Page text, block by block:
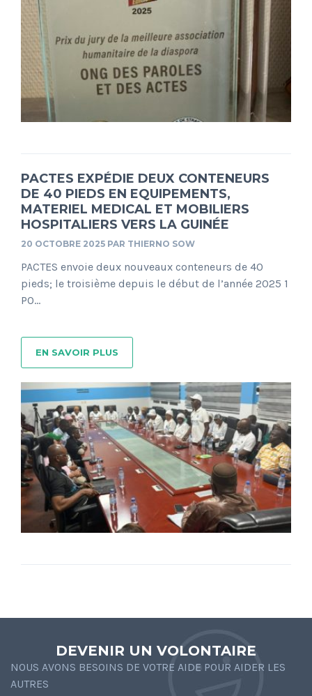
PACTES EXPÉDIE DEUX CONTENEURS
DE 40 PIEDS EN EQUIPEMENTS,
MATERIEL MEDICAL ET MOBILIERS
HOSPITALIERS VERS LA GUINÉE
20 OCTOBRE 2025 PAR THIERNO SOW
PACTES envoie deux nouveaux conteneurs de 40
pieds; le troisième depuis le début de l’année 2025 1
PO...
EN SAVOIR PLUS
DEVENIR UN VOLONTAIRE
NOUS AVONS BESOINS DE VOTRE AIDE POUR AIDER LES
AUTRES